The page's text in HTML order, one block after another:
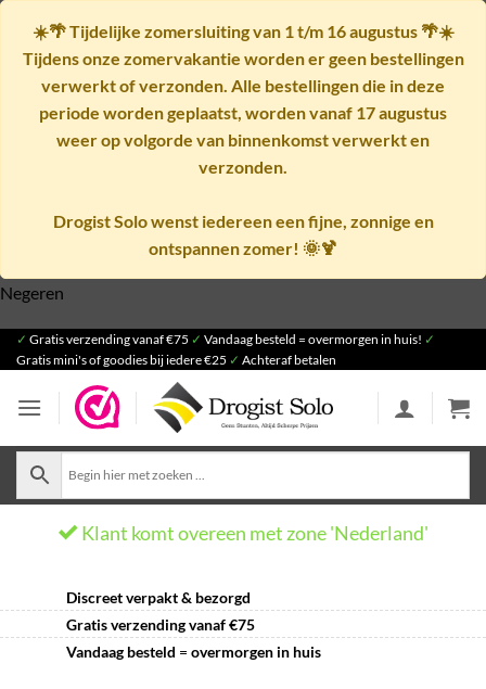
☀️🌴Tijdelijke zomersluiting van 1 t/m 16 augustus🌴☀️
Tijdens onze zomervakantie worden er geen bestellingen
verwerkt of verzonden. Alle bestellingen die in deze
periode worden geplaatst, worden vanaf 17 augustus
weer op volgorde van binnenkomst verwerkt en
verzonden.
Drogist Solo wenst iedereen een fijne, zonnige en
ontspannen zomer! 🌞🍹
Negeren
Ga
naar
✓ Gratis verzending vanaf €75 ✓ Vandaag besteld = overmorgen in huis! ✓
Gratis mini's of goodies bij iedere €25 ✓ Achteraf betalen
Klant komt overeen met zone 'Nederland'
Discreet verpakt & bezorgd
Gratis verzending vanaf €75
Vandaag besteld = overmorgen in huis